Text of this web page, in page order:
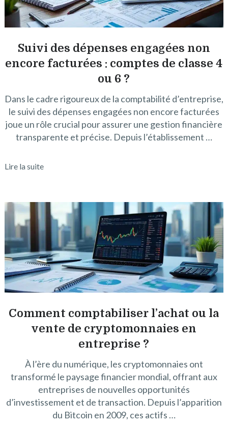
Suivi des dépenses engagées non
encore facturées : comptes de classe 4
ou 6 ?
Dans le cadre rigoureux de la comptabilité d’entreprise,
le suivi des dépenses engagées non encore facturées
joue un rôle crucial pour assurer une gestion financière
transparente et précise. Depuis l’établissement …
Lire la suite
Comment comptabiliser l’achat ou la
vente de cryptomonnaies en
entreprise ?
À l’ère du numérique, les cryptomonnaies ont
transformé le paysage financier mondial, offrant aux
entreprises de nouvelles opportunités
d’investissement et de transaction. Depuis l’apparition
du Bitcoin en 2009, ces actifs …